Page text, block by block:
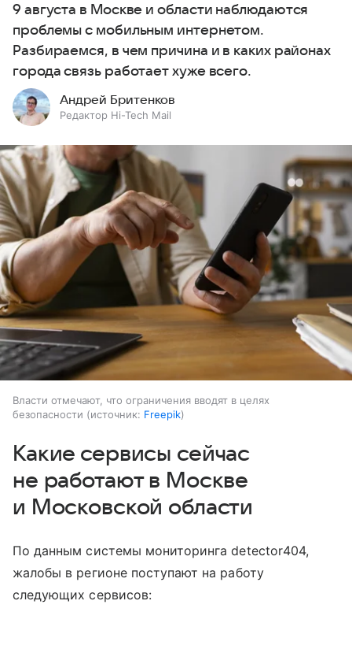
9 августа в Москве и области наблюдаются
проблемы с мобильным интернетом.
Разбираемся, в чем причина и в каких районах
города связь работает хуже всего.
Андрей Бритенков
Редактор Hi-Tech Mail
Власти отмечают, что ограничения вводят в целях
безопасности
источник: Freepik
Какие сервисы сейчас
не работают в Москве
и Московской области
По данным системы мониторинга detector404,
жалобы в регионе поступают на работу
следующих сервисов: